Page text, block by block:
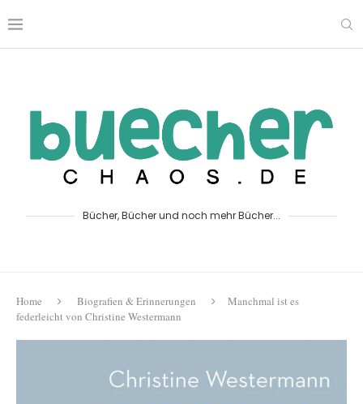
Bücher, Bücher und noch mehr Bücher...
Home Biografien & Erinnerungen
Manchmal ist es
federleicht von Christine Westermann